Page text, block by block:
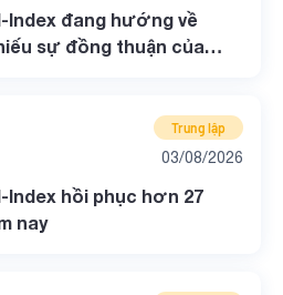
Index đang hướng về
sự đồng thuận của
Trung lập
03/08/2026
Index hồi phục hơn 27
nay